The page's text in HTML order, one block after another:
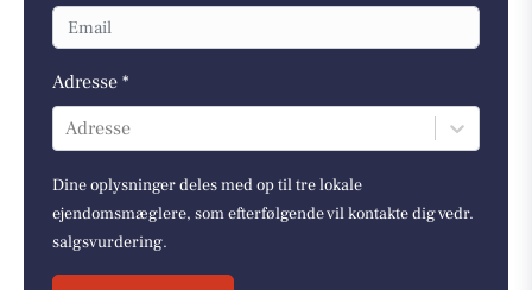
Adresse *
Adresse
Dine oplysninger deles med op til tre lokale
ejendomsmæglere, som efterfølgende vil kontakte dig vedr.
salgsvurdering.